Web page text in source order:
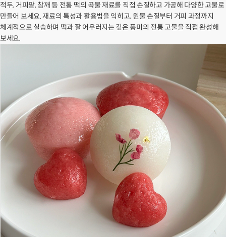
적두, 거피팥, 참깨 등 전통 떡의 곡물 재료를 직접 손질하고 가공해 다양한 고물로
만들어 보세요. 재료의 특성과 활용법을 익히고, 원물 손질부터 거피 과정까지
체계적으로 실습하며 떡과 잘 어우러지는 깊은 풍미의 전통 고물을 직접 완성해
보세요.